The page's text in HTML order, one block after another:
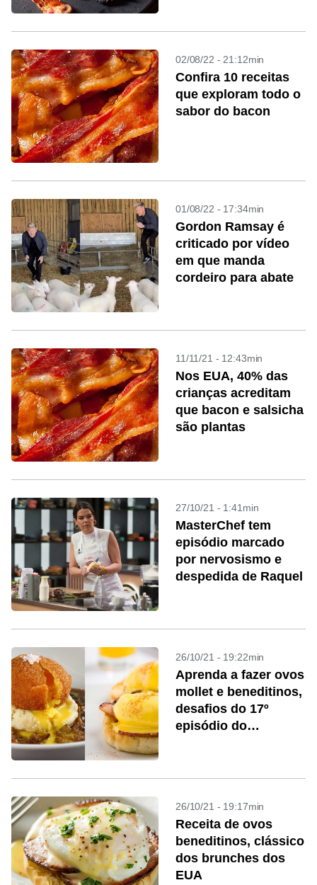
02/08/22 - 21:12min
Confira 10 receitas
que exploram todo o
sabor do bacon
01/08/22 - 17:34min
Gordon Ramsay é
criticado por vídeo
em que manda
cordeiro para abate
11/11/21 - 12:43min
Nos EUA, 40% das
crianças acreditam
que bacon e salsicha
são plantas
27/10/21 - 1:41min
MasterChef tem
episódio marcado
por nervosismo e
despedida de Raquel
26/10/21 - 19:22min
Aprenda a fazer ovos
mollet e beneditinos,
desafios do 17º
episódio do
26/10/21 - 19:17min
Receita de ovos
beneditinos, clássico
dos brunches dos
EUA